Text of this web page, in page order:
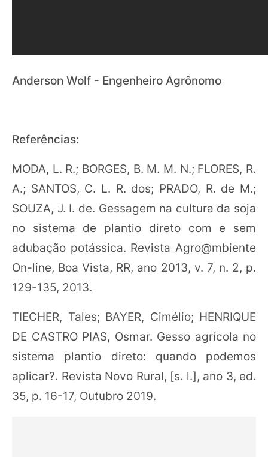
Anderson Wolf - Engenheiro Agrônomo
Referências:
MODA, L. R.; BORGES, B. M. M. N.; FLORES, R.
A.; SANTOS, C. L. R. dos; PRADO, R. de M.;
SOUZA, J. I. de. Gessagem na cultura da soja
no sistema de plantio direto com e sem
adubação potássica. Revista Agro@mbiente
On-line, Boa Vista, RR, ano 2013, v. 7, n. 2, p.
129-135, 2013.
TIECHER, Tales; BAYER, Cimélio; HENRIQUE
DE CASTRO PIAS, Osmar. Gesso agrícola no
sistema plantio direto: quando podemos
aplicar?. Revista Novo Rural, [s. l.], ano 3, ed.
35, p. 16-17, Outubro 2019.